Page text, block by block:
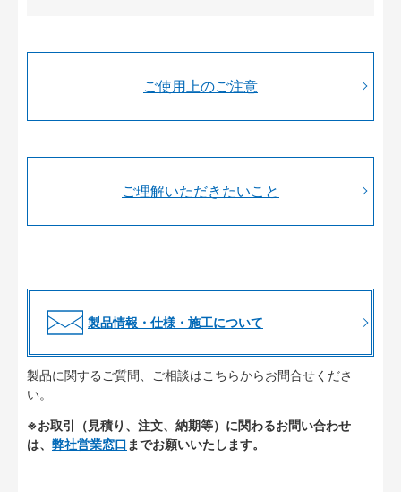
ご使用上のご注意
ご理解いただきたいこと
製品情報・仕様・施工について
製品に関するご質問、ご相談はこちらからお問合せくださ
い。
※お取引（見積り、注文、納期等）に関わるお問い合わせ
は、 弊社営業窓口 までお願いいたします。